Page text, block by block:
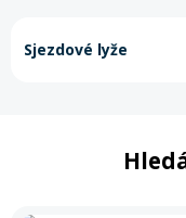
Sjezdové lyže